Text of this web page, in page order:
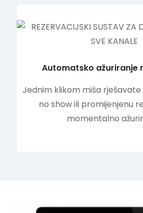
Automatsko ažuriranje
Jednim klikom miša rješavate
no show ili promijenjenu
momentalno